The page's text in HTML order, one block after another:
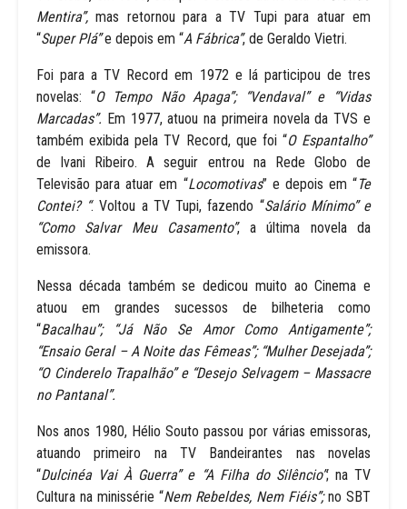
Mentira”, mas retornou para a TV Tupi para atuar em
“Super Plá”e depois em “A Fábrica”, de Geraldo Vietri.
Foi para a TV Record em 1972 e lá participou de tres
novelas: “O Tempo Não Apaga”; “Vendaval” e “Vidas
Marcadas”. Em 1977, atuou na primeira novela da TVS e
também exibida pela TV Record, que foi “O Espantalho”
de Ivani Ribeiro. A seguir entrou na Rede Globo de
Televisão para atuar em “Locomotivas” e depois em “Te
Contei? “. Voltou a TV Tupi, fazendo “Salário Mínimo” e
“Como Salvar Meu Casamento”, a última novela da
emissora.
Nessa década também se dedicou muito ao Cinema e
atuou em grandes sucessos de bilheteria como
“Bacalhau”; “Já Não Se Amor Como Antigamente”;
“Ensaio Geral – A Noite das Fêmeas”; “Mulher Desejada”;
“O Cinderelo Trapalhão” e “Desejo Selvagem – Massacre
no Pantanal”.
Nos anos 1980, Hélio Souto passou por várias emissoras,
atuando primeiro na TV Bandeirantes nas novelas
“Dulcinéa Vai À Guerra” e “A Filha do Silêncio”; na TV
Cultura na minissérie “Nem Rebeldes, Nem Fiéis”;no SBT